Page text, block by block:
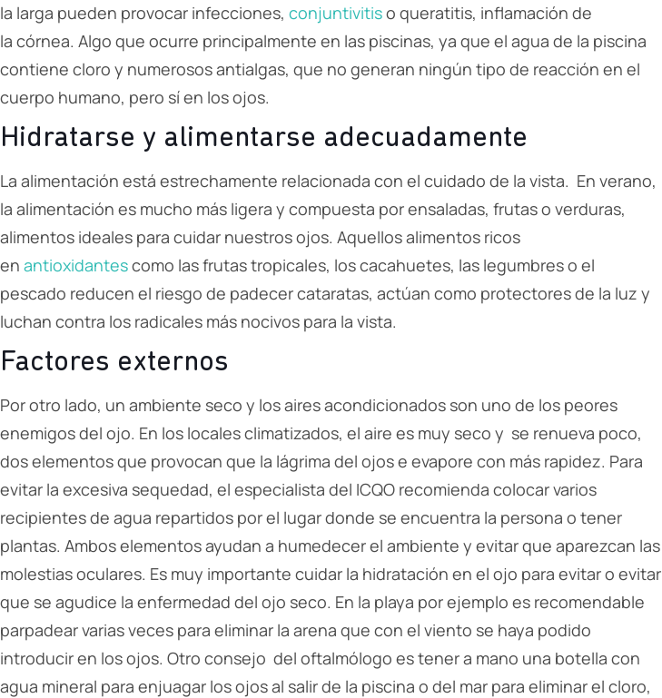
la larga pueden provocar infecciones, conjuntivitiso queratitis, inflamación de
la córnea. Algo que ocurre principalmente en las piscinas, ya que el agua de la piscina
contiene cloro y numerosos antialgas, que no generan ningún tipo de reacción en el
cuerpo humano, pero sí en los ojos.
Hidratarse y alimentarse adecuadamente
La alimentación está estrechamente relacionada con el cuidado de la vista. En verano,
la alimentación es mucho más ligera y compuesta por ensaladas, frutas o verduras,
alimentos ideales para cuidar nuestros ojos. Aquellos alimentos ricos
en antioxidantescomo las frutas tropicales, los cacahuetes, las legumbres o el
pescado reducen el riesgo de padecer cataratas, actúan como protectores de la luz y
luchan contra los radicales más nocivos para la vista.
Factores externos
Por otro lado, un ambiente seco y los aires acondicionados son uno de los peores
enemigos del ojo. En los locales climatizados, el aire es muy seco y se renueva poco,
dos elementos que provocan que la lágrima del ojos e evapore con más rapidez. Para
evitar la excesiva sequedad, el especialista del ICQO recomienda colocar varios
recipientes de agua repartidos por el lugar donde se encuentra la persona o tener
plantas. Ambos elementos ayudan a humedecer el ambiente y evitar que aparezcan las
molestias oculares. Es muy importante cuidar la hidratación en el ojo para evitar o evitar
que se agudice la enfermedad del ojo seco. En la playa por ejemplo es recomendable
parpadear varias veces para eliminar la arena que con el viento se haya podido
introducir en los ojos. Otro consejo del oftalmólogo es tener a mano una botella con
agua mineral para enjuagar los ojos al salir de la piscina o del mar para eliminar el cloro,